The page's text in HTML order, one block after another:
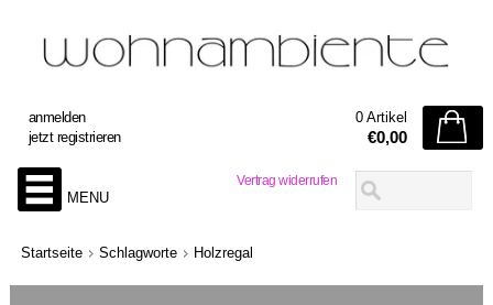
Vertrag widerrufen
anmelden
jetzt registrieren
0 Artikel
€0,00
MENU
Startseite Schlagworte Holzregal